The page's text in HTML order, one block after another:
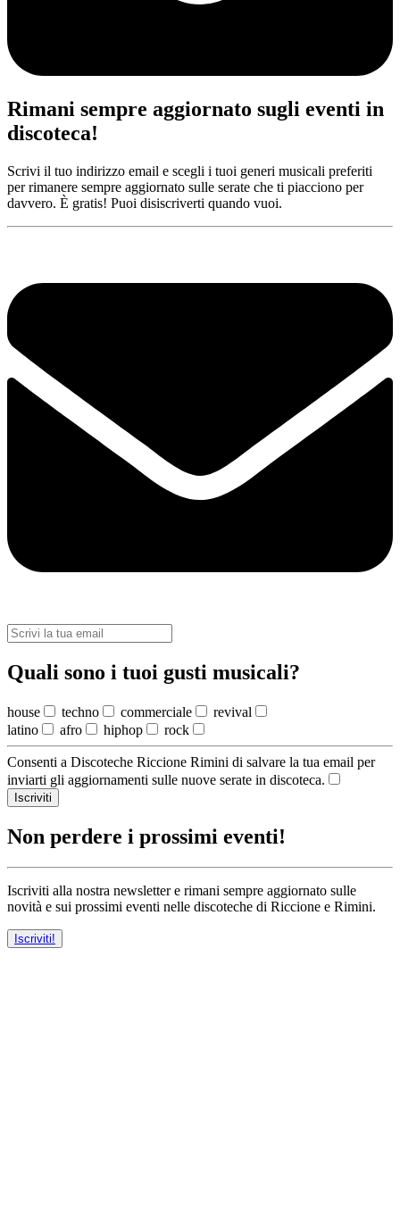
Rimani sempre aggiornato sugli eventi in
discoteca!
Scrivi il tuo indirizzo email e scegli i tuoi generi musicali preferiti
per rimanere sempre aggiornato sulle serate che ti piacciono per
davvero. È gratis! Puoi disiscriverti quando vuoi.
Quali sono i tuoi gusti musicali?
house techno commerciale
revival
latino
afro hiphop rock
Consenti a Discoteche Riccione Rimini di salvare la tua email per
inviarti gli aggiornamenti sulle nuove serate in discoteca.
Iscriviti
Non perdere i prossimi eventi!
Iscriviti alla nostra newsletter e rimani sempre aggiornato sulle
novità e sui prossimi eventi nelle discoteche di Riccione e Rimini.
Iscriviti!